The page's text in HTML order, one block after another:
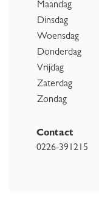
Maandag
Dinsdag
Woensdag
Donderdag
Vrijdag
Zaterdag
Zondag
Contact
0226-391215